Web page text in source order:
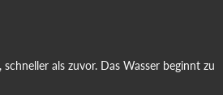
als zuvor. Das Wasser beginnt zu